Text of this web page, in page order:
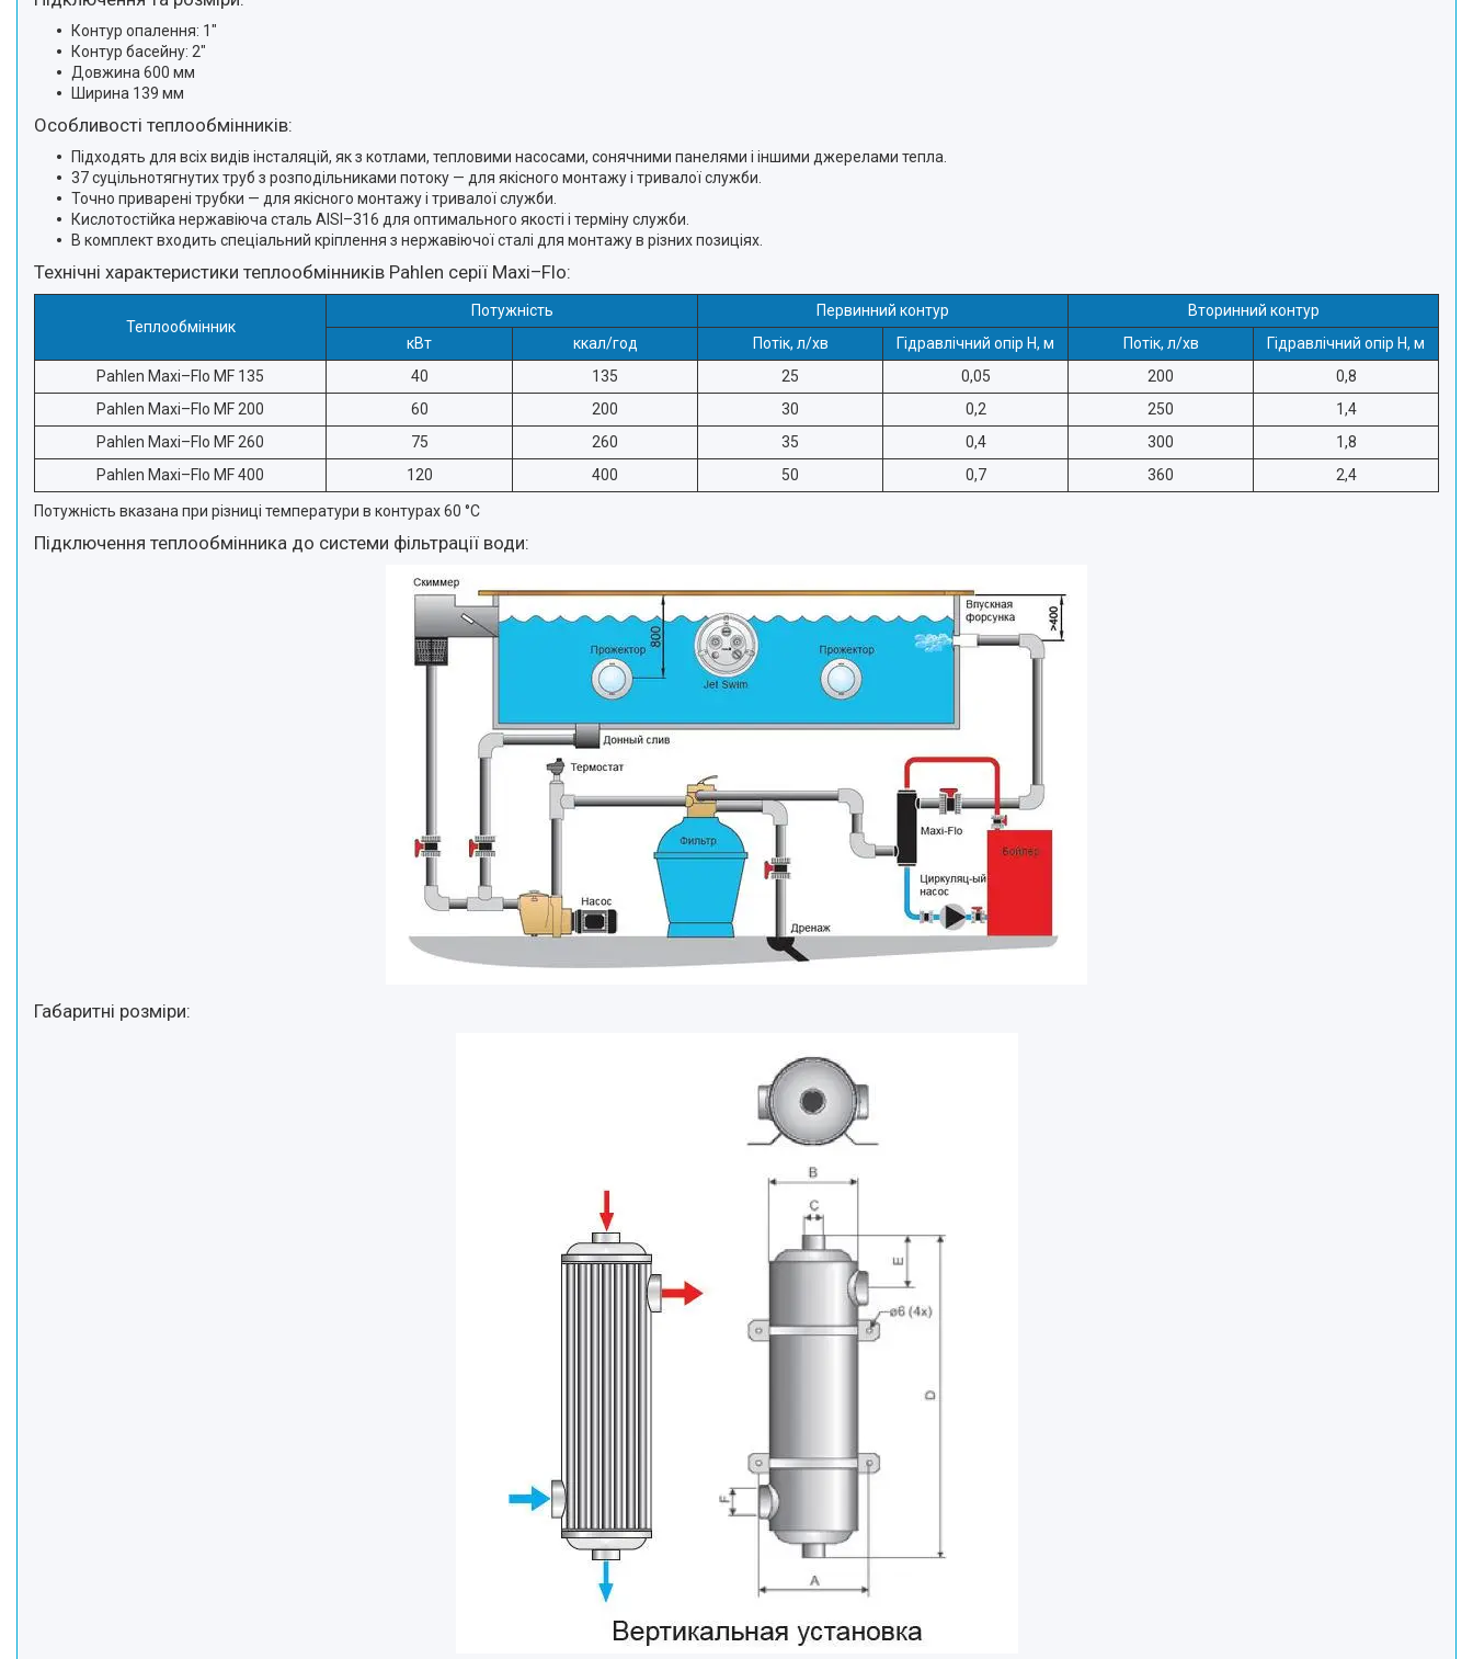
Контур опалення: 1"
Контур басейну: 2"
Довжина 600 мм
Ширина 139 мм
Особливості теплообмінників:
Підходять для всіх видів інсталяцій, як з котлами, тепловими насосами, сонячними панелями і іншими джерелами тепла.
37 суцільнотягнутих труб з розподільниками потоку — для якісного монтажу і тривалої служби.
Точно приварені трубки — для якісного монтажу і тривалої служби.
Кислотостійка нержавіюча сталь AISI–316 для оптимального якості і терміну служби.
В комплект входить спеціальний кріплення з нержавіючої сталі для монтажу в різних позиціях.
Технічні характеристики теплообмінників Pahlen серії Maxi–Flo:
Теплообмінник
Потужність Первинний контур
Вторинний контур
кВт
ккал/год Потік, л/хв Гідравлічний опір H, м Потік, л/хв
Гідравлічний опір H, м
Pahlen Maxi–Flo MF 135
40 135 25 0,05 200
0,8
Pahlen Maxi–Flo MF 200
60 200 30 0,2 250
1,4
Pahlen Maxi–Flo MF 260
75 260 35 0,4 300
1,8
Pahlen Maxi–Flo MF 400
120 400 50 0,7 360 2,4
Потужність вказана при різниці температури в контурах 60 °C
Підключення теплообмінника до системи фільтрації води:
Габаритні розміри: